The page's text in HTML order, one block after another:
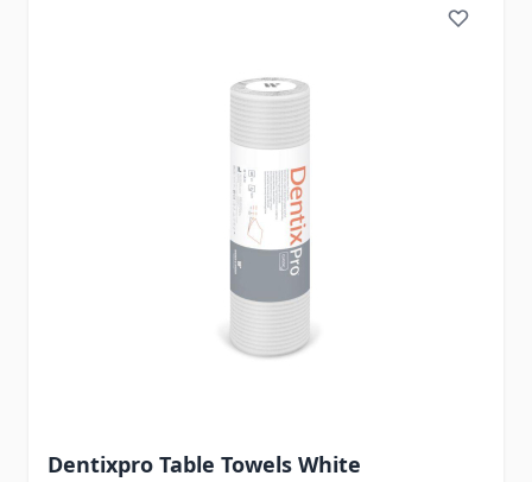
Dentixpro Table Towels White